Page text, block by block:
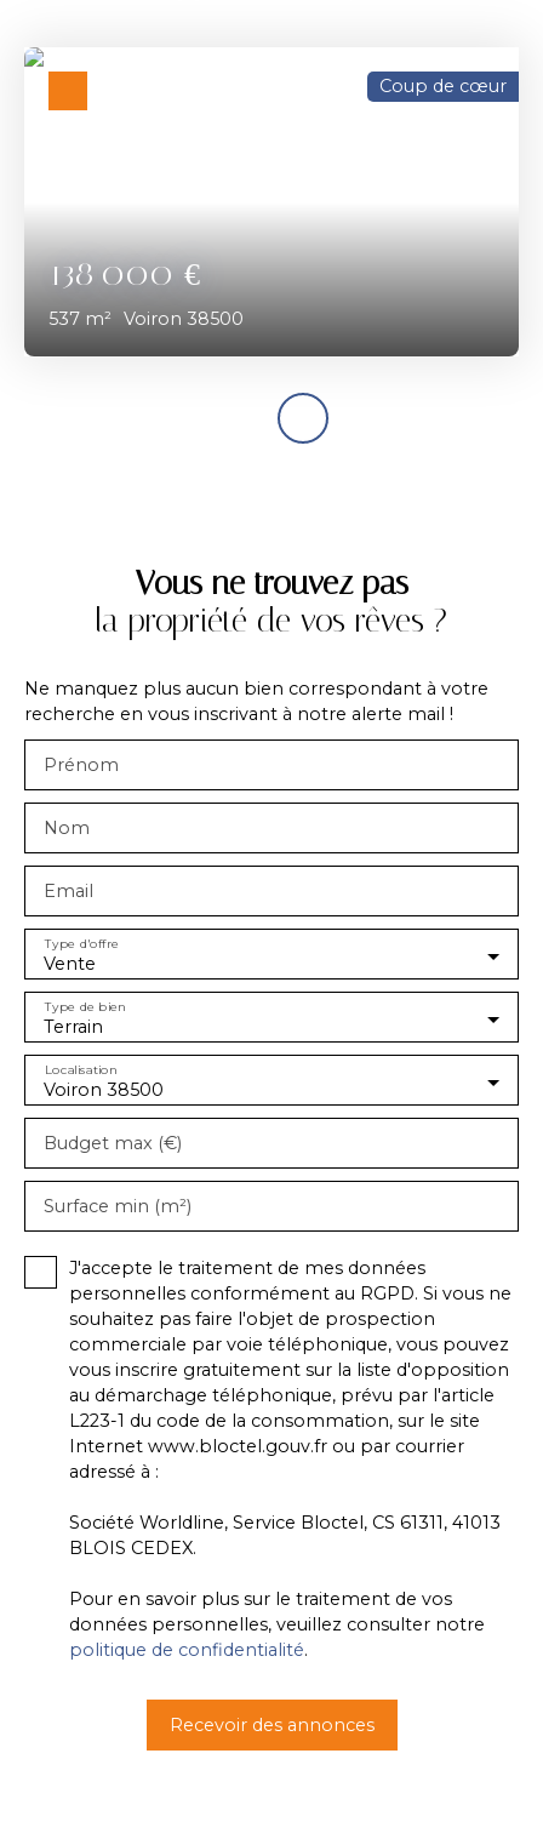
138 000€
537 m² Voiron 38500
Coup de cœur
Vous ne trouvez pas
la propriété de vos rêves ?
Ne manquez plus aucun bien correspondant à votre
recherche en vous inscrivant à notre alerte mail !
Prénom
Nom
Email
Vente
Type d'offre
Terrain
Type de bien
Voiron 38500
Localisation
Budget max (€)
Surface min (m²)
J'accepte le traitement de mes données
personnelles conformément au RGPD. Si vous ne
souhaitez pas faire l'objet de prospection
commerciale par voie téléphonique, vous pouvez
vous inscrire gratuitement sur la liste d'opposition
au démarchage téléphonique, prévu par l'article
L223-1 du code de la consommation, sur le site
Internet www.bloctel.gouv.fr ou par courrier
adressé à :
Société Worldline, Service Bloctel, CS 61311, 41013
BLOIS CEDEX.
Pour en savoir plus sur le traitement de vos
données personnelles, veuillez consulter notre
politique de confidentialité.
Recevoir des annonces